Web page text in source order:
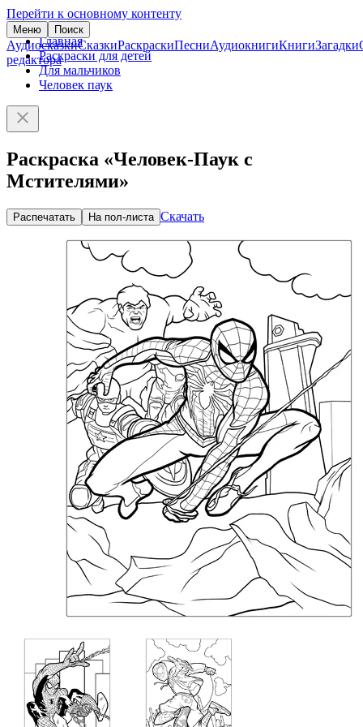
Перейти к основному контенту
Меню Поиск
АудиосказкиСказкиРаскраскиПесниАудиокнигиКнигиЗагадки
редактора
Главная
Раскраски для детей
Для мальчиков
Человек паук
Раскраска «Человек-Паук с
Мстителями»
Распечатать На пол-листа Скачать